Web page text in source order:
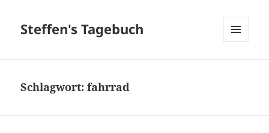
Steffen's Tagebuch
Schlagwort:fahrrad